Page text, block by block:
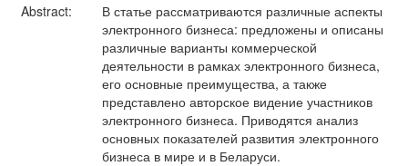
Abstract:
В статье рассматриваются различные аспекты
электронного бизнеса: предложены и описаны
различные варианты коммерческой
деятельности в рамках электронного бизнеса,
его основные преимущества, а также
представлено авторское видение участников
электронного бизнеса. Приводятся анализ
основных показателей развития электронного
бизнеса в мире и в Беларуси.